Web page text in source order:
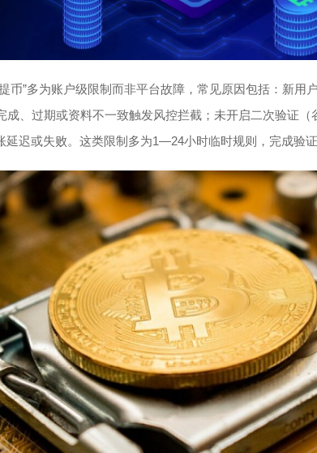
币”多为账户级限制而非平台故障，常见原因包括：新用
成、过期或资料不一致触发风控拦截；未开启二次验证
延迟或失败。这类限制多为1—24小时临时规则，完成验